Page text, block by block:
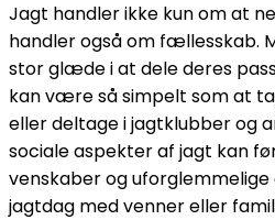
Jagt handler ikke kun om at
handler også om fællesskab.
stor glæde i at dele deres
kan være så simpelt som at
eller deltage i jagtklubber og
sociale aspekter af jagt kan
venskaber og
jagtdag med venner eller